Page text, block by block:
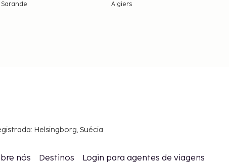
Sarande Algiers
Helsingborg, Suécia
nós Destinos Login para agentes de viagens